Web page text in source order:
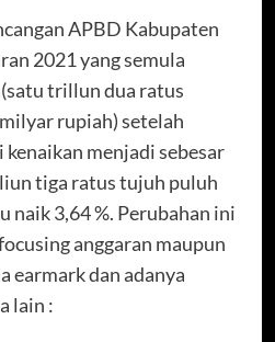
APBD Kabupaten
2021 yang semula
trillun dua ratus
rupiah) setelah
menjadi sebesar
tiga ratus tujuh puluh
naik 3,64 %. Perubahan ini
anggaran maupun
earmark dan adanya
lain :